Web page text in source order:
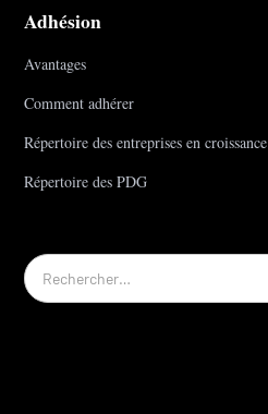
Adhésion
Avantages
Comment adhérer
Répertoire des entreprises en croissance
Répertoire des PDG